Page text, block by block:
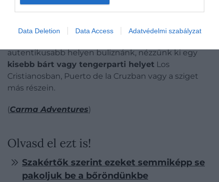
Data Deletion Data Access Adatvédelmi szabályzat
Américas híres szórakozónegyede, de a valóság az,
miatt gyakoriak a kisebb bűncselekmények és
autentikusabb helyen buliznánk, nézzünk ki egy
kisebb bárt vagy tengerparti helyet Los
Cristianosban, Puerto de la Cruzban vagy a sziget
más részein.
(Carma Adventures)
Olvasd el ezt is!
Szakértők szerint ezeket semmiképp se
pakoljuk be a bőröndünkbe